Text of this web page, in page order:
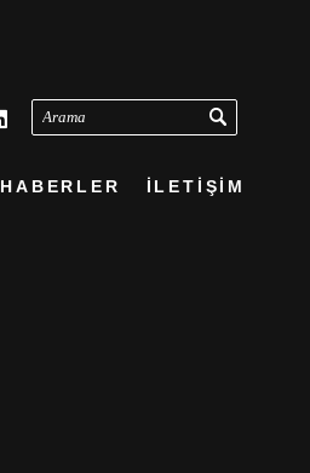
Arama
HABERLER İLETİŞİM